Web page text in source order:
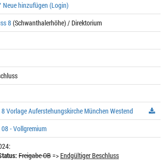
Neue hinzufügen (Login)
8(Schwanthalerhöhe) / Direktorium
8 Vorlage Auferstehungskirche München Westend
- Vollgremium
Freigabe OB=> Endgültiger Beschluss